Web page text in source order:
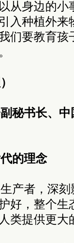
从身边的小
入种植外来
们要教育孩
秘书长、
的理念
产者，深
好，整个生
类提供更大